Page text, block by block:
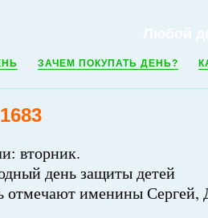
ЗАЧЕМ ПОКУПАТЬ ДЕНЬ?
вторник.
день защиты детей
отмечают именины